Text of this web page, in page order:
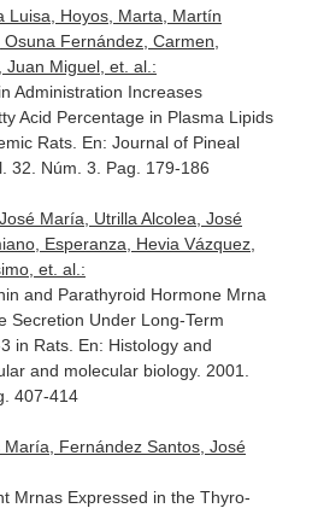
Luisa, Hoyos, Marta, Martín
Fernández, Carmen,
Miguel, et. al.:
Administration Increases
Acid Percentage in Plasma Lipids
Rats. En: Journal of Pineal
32. Núm. 3. Pag. 179-186
María, Utrilla Alcolea, José
Esperanza, Hevia Vázquez,
et. al.:
and Parathyroid Hormone Mrna
Secretion Under Long-Term
in Rats. En: Histology and
and molecular biology. 2001.
407-414
Fernández Santos, José
Mrnas Expressed in the Thyro-